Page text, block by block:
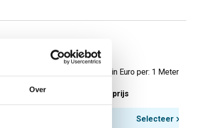
Over
Prijzen in Euro per: 1 Meter
gewicht in kg Bruto prijs
Selecteer